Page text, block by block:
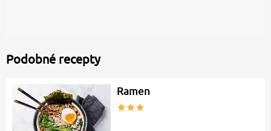
Podobné recepty
Ramen